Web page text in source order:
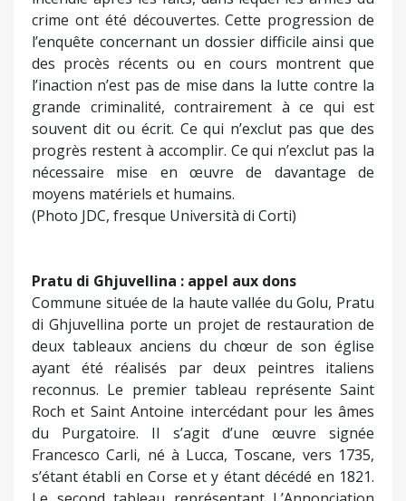
crime ont été découvertes. Cette progression de
l’enquête concernant un dossier difficile ainsi que
des procès récents ou en cours montrent que
l’inaction n’est pas de mise dans la lutte contre la
grande criminalité, contrairement à ce qui est
souvent dit ou écrit. Ce qui n’exclut pas que des
progrès restent à accomplir. Ce qui n’exclut pas la
nécessaire mise en œuvre de davantage de
moyens matériels et humains.
(Photo JDC, fresque Università di Corti)
Pratu di Ghjuvellina : appel aux dons
Commune située de la haute vallée du Golu, Pratu
di Ghjuvellina porte un projet de restauration de
deux tableaux anciens du chœur de son église
ayant été réalisés par deux peintres italiens
reconnus. Le premier tableau représente Saint
Roch et Saint Antoine intercédant pour les âmes
du Purgatoire. Il s’agit d’une œuvre signée
Francesco Carli, né à Lucca, Toscane, vers 1735,
s’étant établi en Corse et y étant décédé en 1821.